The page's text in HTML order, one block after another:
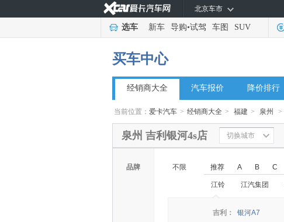
北京车市
选车 新车 导购•试驾 车图 SUV
买车中心
经销商大全 汽车报价 降价排行
当前位置： 爱卡汽车 > 经销商大全 > 福建 > 泉州 >
泉州 吉利银河4s店 切换城市
品牌 不限 推荐 A B C
江铃 江汽集团
◆
◆
吉利： 银河A7